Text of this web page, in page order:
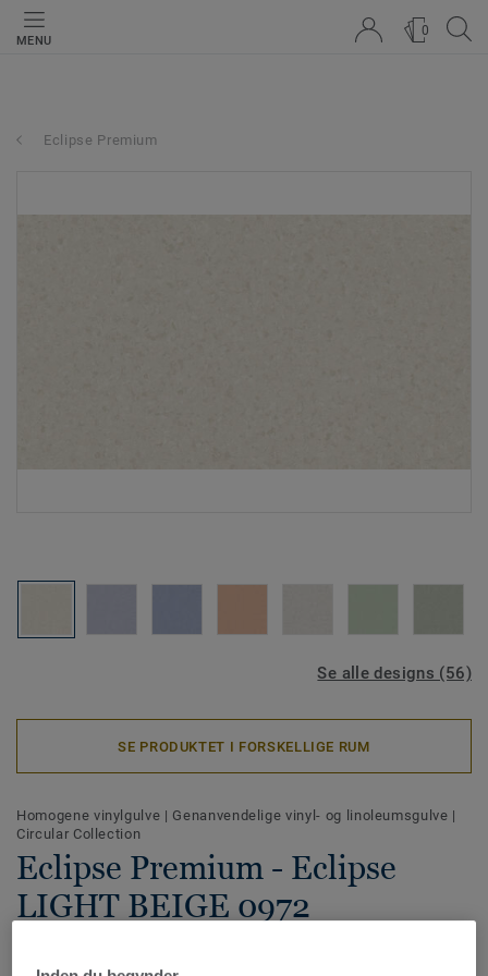
MENU
0
Eclipse Premium
Se alle designs (56)
SE PRODUKTET I FORSKELLIGE RUM
Homogene vinylgulve | Genanvendelige vinyl- og linoleumsgulve |
Circular Collection
Eclipse Premium - Eclipse
LIGHT BEIGE 0972